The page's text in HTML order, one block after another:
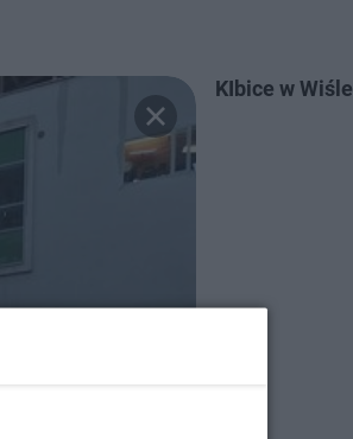
KIbice w Wiśle